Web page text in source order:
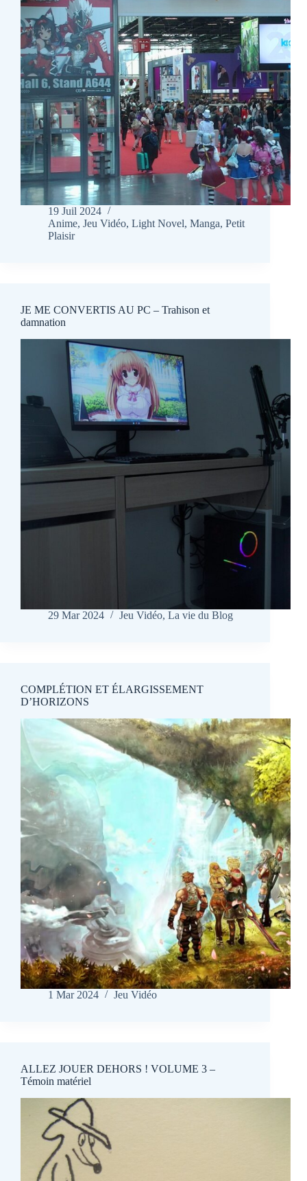
19 Juil 2024
Anime, Jeu Vidéo, Light Novel, Manga, Petit
Plaisir
JE ME CONVERTIS AU PC – Trahison et
damnation
29 Mar 2024 Jeu Vidéo, La vie du Blog
COMPLÉTION ET ÉLARGISSEMENT
D’HORIZONS
1 Mar 2024 Jeu Vidéo
ALLEZ JOUER DEHORS ! VOLUME 3 –
Témoin matériel